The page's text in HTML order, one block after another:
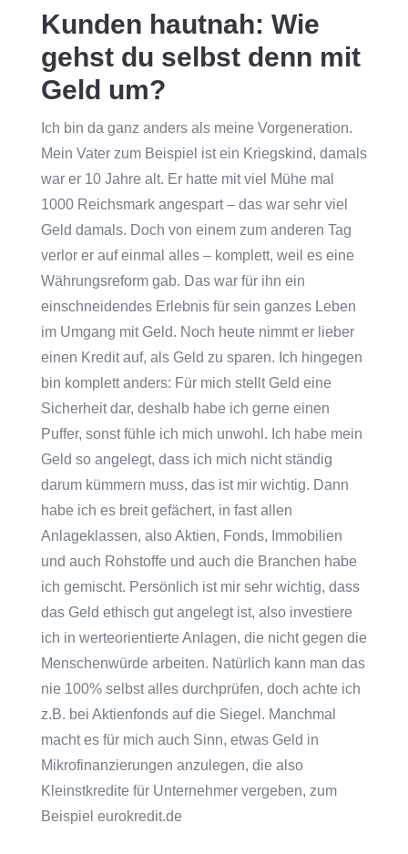
Kunden hautnah: Wie
gehst du selbst denn mit
Geld um?
Ich bin da ganz anders als meine Vorgeneration.
Mein Vater zum Beispiel ist ein Kriegskind, damals
war er 10 Jahre alt. Er hatte mit viel Mühe mal
1000 Reichsmark angespart – das war sehr viel
Geld damals. Doch von einem zum anderen Tag
verlor er auf einmal alles – komplett, weil es eine
Währungsreform gab. Das war für ihn ein
einschneidendes Erlebnis für sein ganzes Leben
im Umgang mit Geld. Noch heute nimmt er lieber
einen Kredit auf, als Geld zu sparen. Ich hingegen
bin komplett anders: Für mich stellt Geld eine
Sicherheit dar, deshalb habe ich gerne einen
Puffer, sonst fühle ich mich unwohl. Ich habe mein
Geld so angelegt, dass ich mich nicht ständig
darum kümmern muss, das ist mir wichtig. Dann
habe ich es breit gefächert, in fast allen
Anlageklassen, also Aktien, Fonds, Immobilien
und auch Rohstoffe und auch die Branchen habe
ich gemischt. Persönlich ist mir sehr wichtig, dass
das Geld ethisch gut angelegt ist, also investiere
ich in werteorientierte Anlagen, die nicht gegen die
Menschenwürde arbeiten. Natürlich kann man das
nie 100% selbst alles durchprüfen, doch achte ich
z.B. bei Aktienfonds auf die Siegel. Manchmal
macht es für mich auch Sinn, etwas Geld in
Mikrofinanzierungen anzulegen, die also
Kleinstkredite für Unternehmer vergeben, zum
Beispiel eurokredit.de